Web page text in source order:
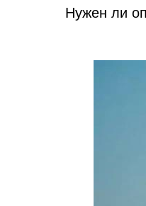
Нужен ли